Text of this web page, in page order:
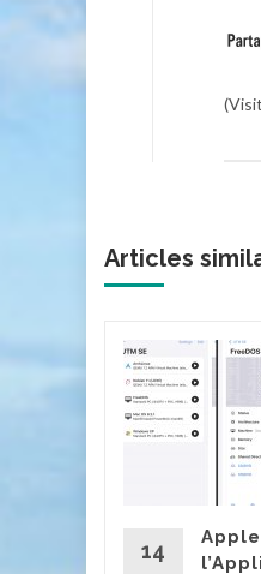
Articles
14